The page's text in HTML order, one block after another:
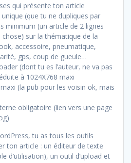
qui présente ton article
(que tu ne dupliques par
minimum (un article de 2 lignes
chose) sur la thématique de la
accessoire, pneumatique,
gps, coup de gueule…
(dont tu es l’auteur, ne va pas
à 1024X768 maxi
(la pub pour les voisin ok, mais
obligatoire (lien vers une page
tu as tous les outils
ton article : un éditeur de texte
d’utilisation), un outil d’upload et